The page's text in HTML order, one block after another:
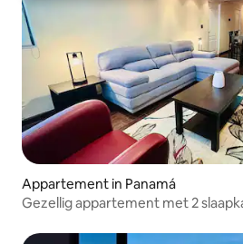
Appartement in Panamá
Gezellig appartement met 2